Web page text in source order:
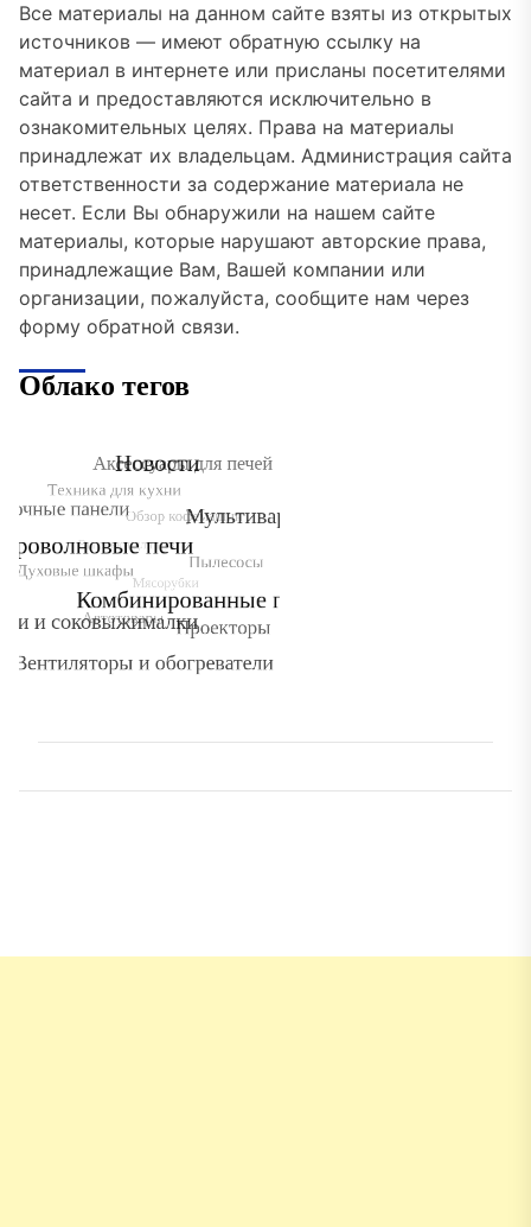
Все материалы на данном сайте взяты из открытых
источников — имеют обратную ссылку на
материал в интернете или присланы посетителями
сайта и предоставляются исключительно в
ознакомительных целях. Права на материалы
принадлежат их владельцам. Администрация сайта
ответственности за содержание материала не
несет. Если Вы обнаружили на нашем сайте
материалы, которые нарушают авторские права,
принадлежащие Вам, Вашей компании или
организации, пожалуйста, сообщите нам через
форму обратной связи.
Облако тегов